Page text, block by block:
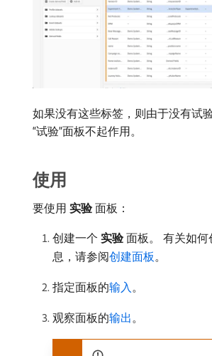
如果没有这些标签，则由于没有试
“试验”面板不起作用。
使用
要使用​ 实验​面板：
创建一个​ 实验面板。 有关如何
息，请参阅创建面板。
指定面板的输入。
观察面板的输出。